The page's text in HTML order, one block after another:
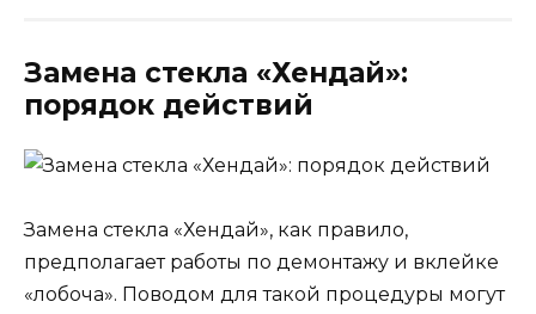
Замена стекла «Хендай»:
порядок действий
Замена стекла «Хендай», как правило,
предполагает работы по демонтажу и вклейке
«лобоча». Поводом для такой процедуры могут